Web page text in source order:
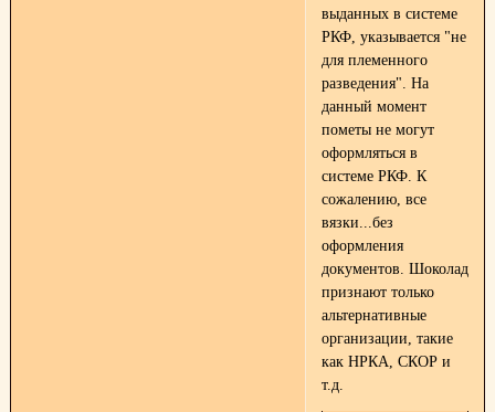
выданных в системе
РКФ, указывается "не
для племенного
разведения". На
данный момент
пометы не могут
оформляться в
системе РКФ. К
сожалению, все
вязки...без
оформления
документов. Шоколад
признают только
альтернативные
организации, такие
как НРКА, СКОР и
т.д.